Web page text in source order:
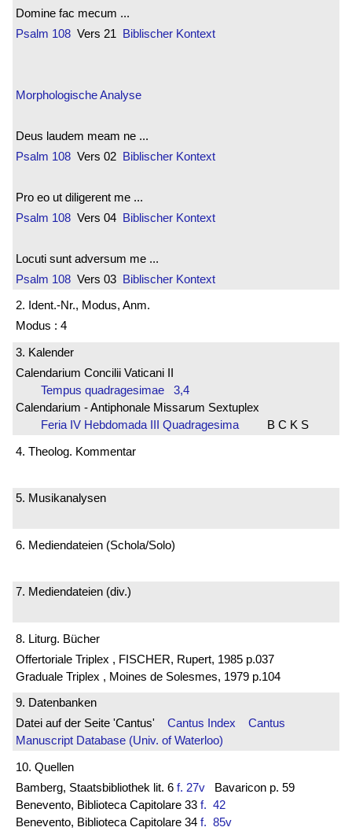
Domine fac mecum ...
Psalm 108 Vers 21 Biblischer Kontext
Morphologische Analyse
Deus laudem meam ne ...
Psalm 108 Vers 02 Biblischer Kontext
Pro eo ut diligerent me ...
Psalm 108 Vers 04 Biblischer Kontext
Locuti sunt adversum me ...
Psalm 108 Vers 03 Biblischer Kontext
2. Ident.-Nr., Modus, Anm.
Modus : 4
3. Kalender
Calendarium Concilii Vaticani II
Tempus quadragesimae 3,4
Calendarium - Antiphonale Missarum Sextuplex
Feria IV Hebdomada III Quadragesima
B C K S
4. Theolog. Kommentar
5. Musikanalysen
6. Mediendateien (Schola/Solo)
7. Mediendateien (div.)
8. Liturg. Bücher
Offertoriale Triplex , FISCHER, Rupert, 1985 p.037
Graduale Triplex , Moines de Solesmes, 1979 p.104
9. Datenbanken
Datei auf der Seite 'Cantus' Cantus Index
Cantus
Manuscript Database (Univ. of Waterloo)
10. Quellen
Bamberg, Staatsbibliothek lit. 6 f. 27v Bavaricon p. 59
Benevento, Biblioteca Capitolare 33 f. 42
Benevento, Biblioteca Capitolare 34 f. 85v